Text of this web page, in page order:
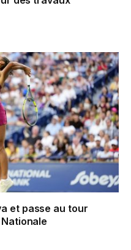
et passe au tour